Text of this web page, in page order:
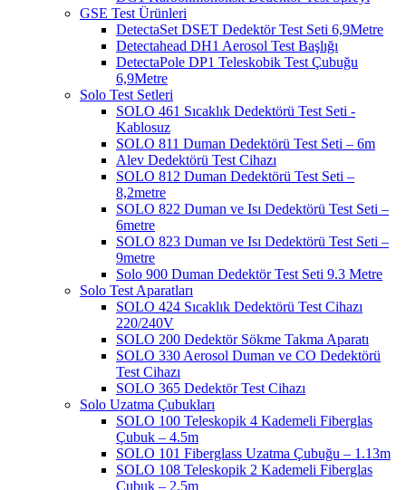
GSE Test Ürünleri
DetectaSet DSET Dedektör Test Seti 6,9Metre
Detectahead DH1 Aerosol Test Başlığı
DetectaPole DP1 Teleskobik Test Çubuğu
6,9Metre
Solo Test Setleri
SOLO 461 Sıcaklık Dedektörü Test Seti -
Kablosuz
SOLO 811 Duman Dedektörü Test Seti – 6m
Alev Dedektörü Test Cihazı
SOLO 812 Duman Dedektörü Test Seti –
8,2metre
SOLO 822 Duman ve Isı Dedektörü Test Seti –
6metre
SOLO 823 Duman ve Isı Dedektörü Test Seti –
9metre
Solo 900 Duman Dedektör Test Seti 9.3 Metre
Solo Test Aparatları
SOLO 424 Sıcaklık Dedektörü Test Cihazı
220/240V
SOLO 200 Dedektör Sökme Takma Aparatı
SOLO 330 Aerosol Duman ve CO Dedektörü
Test Cihazı
SOLO 365 Dedektör Test Cihazı
Solo Uzatma Çubukları
SOLO 100 Teleskopik 4 Kademeli Fiberglas
Çubuk – 4.5m
SOLO 101 Fiberglass Uzatma Çubuğu – 1.13m
SOLO 108 Teleskopik 2 Kademeli Fiberglas
Çubuk – 2.5m